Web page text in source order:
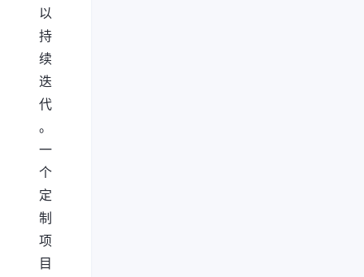
以
持
续
迭
代
。
一
个
定
制
项
目